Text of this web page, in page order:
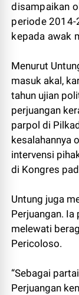
disampaikan
periode 2014-
kepada awak
Menurut
masuk akal,
tahun ujian
perjuangan
parpol di
kesalahannya
intervensi
di Kongres
Untung juga
Perjuangan. Ia
melewati
Pericoloso.
“Sebagai
Perjuangan